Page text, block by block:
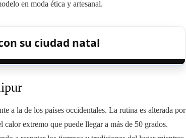
en moda ética y artesanal.
su ciudad natal
a la de los países occidentales. La rutina es alterada por
extremo que puede llegar a más de 50 grados.